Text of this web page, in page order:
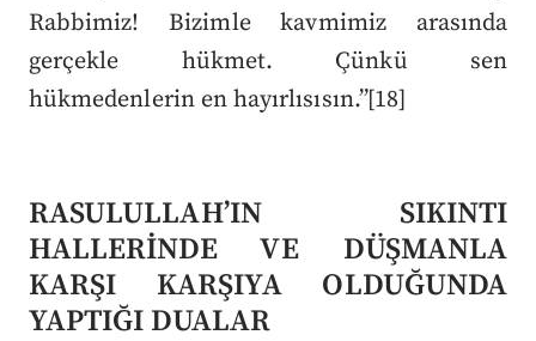
Rabbimiz! Bizimle kavmimiz arasında
gerçekle hükmet. Çünkü sen
hükmedenlerin en hayırlısısın.”[18]
RASULULLAH’IN SIKINTI
HALLERİNDE VE DÜŞMANLA
KARŞI KARŞIYA OLDUĞUNDA
YAPTIĞI DUALAR